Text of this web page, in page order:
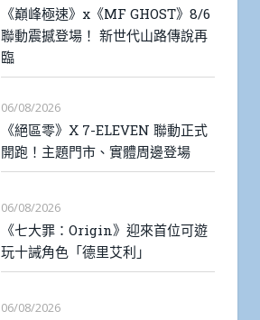
《巔峰極速》x《MF GHOST》8/6
聯動震撼登場！ 新世代山路傳說再
臨
06/08/2026
《絕區零》X 7-ELEVEN 聯動正式
開跑！主題門市、實體周邊登場
06/08/2026
《七大罪：Origin》迎來首位可遊
玩十誡角色「德里艾利」
06/08/2026